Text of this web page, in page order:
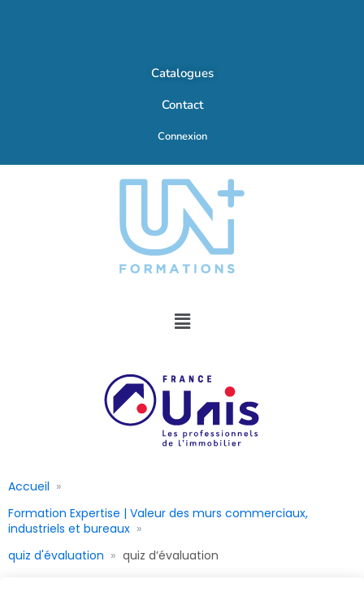
Catalogues
Contact
Connexion
Accueil
Formation Expertise | Valeur des murs commerciaux,
industriels et bureaux
quiz d'évaluation
quiz d’évaluation